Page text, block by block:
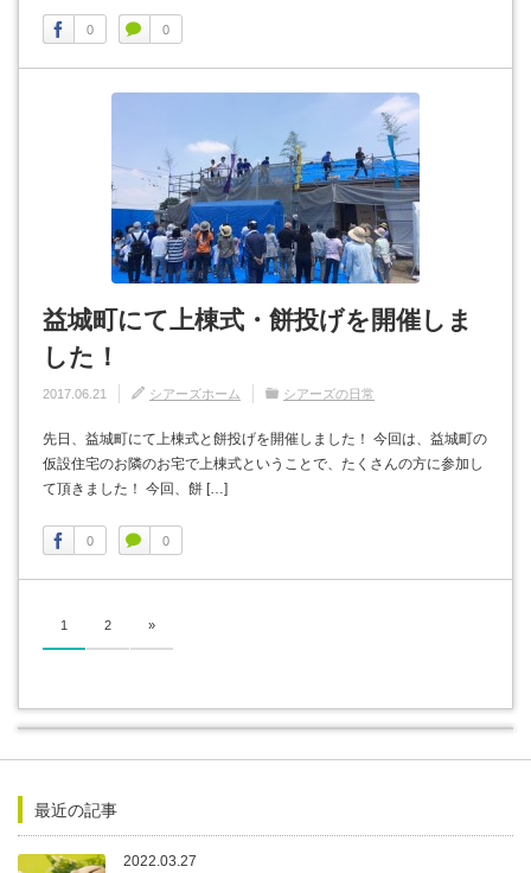
0 0
益城町にて上棟式・餅投げを開催しま
した！
2017.06.21 シアーズホーム シアーズの日常
先日、益城町にて上棟式と餅投げを開催しました！ 今回は、益城町の
仮設住宅のお隣のお宅で上棟式ということで、たくさんの方に参加し
て頂きました！ 今回、餅 […]
0 0
1 2 »
最近の記事
2022.03.27